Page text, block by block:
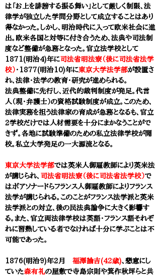
は「お上を誹謗する振る舞い」として厳しく制限、法
律学が独立した学問分野として成立することはあり
得なかった。しかし、明治時代に入って欧米社会に進
出。欧米各国と対等に付き合うため、法典や司法制
度など整備が急務となった。官立法学校として
1871(明治4)年に司法省明法寮（後に司法省法学
校） ・1877(明治10)年に東京大学法学部が設置さ
れ、法律・法学の教育・研究が進められる。
法典整備に先行し、近代的裁判制度が発足。代言
人（現・弁護士）の資格試験制度が成立。このため、
法律実務を担う法律家の育成が急務となるも、官立
2学校だけでは人材需要を十分にまかなうことがで
きず。各地に試験準備のための私立法律学校が開
校。私立大学発足の一大源流となる。
東京大学法学部では英米人御雇教師により英米法
が講じられ、 司法省明法寮（後に司法省法学校）で
はボアソナードらフランス人御雇教師によりフランス
法学が講じられる。このことがフランス法学派と英米
法学派との対立、後の民法典論争に大きく影響す
る。また、官立両法律学校は英語・フランス語それぞ
れに習熟している者でなければ十分に学ぶことは不
可能であった。
1876(明治9)年2月 福澤諭吉(42歳)、懇意にし
ていた森有礼の屋敷で寺島宗則や箕作秋坪らと共